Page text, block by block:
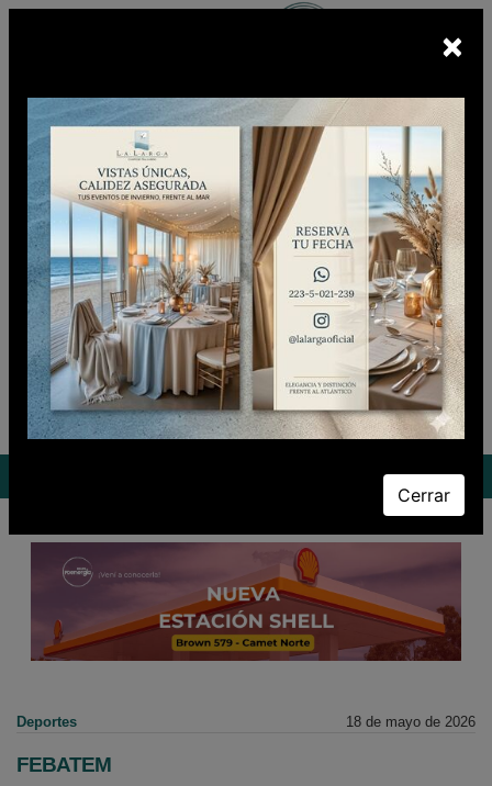
Escuchá
BUNKER FM
En vivo
Viernes 07 de Agosto de 2026 CIUDADANO CLUB
Deportes 18 de mayo de 2026
FEBATEM
×
Cerrar